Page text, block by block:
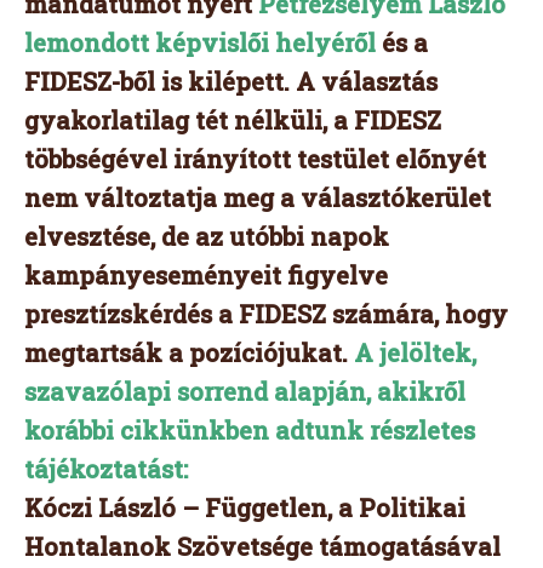
lemondott képvislői helyéről és a
FIDESZ-ből is kilépett. A választás
gyakorlatilag tét nélküli, a FIDESZ
többségével irányított testület előnyét
nem változtatja meg a választókerület
elvesztése, de az utóbbi napok
kampányeseményeit figyelve
presztízskérdés a FIDESZ számára, hogy
megtartsák a pozíciójukat. A jelöltek,
szavazólapi sorrend alapján, akikről
korábbi cikkünkben adtunk részletes
tájékoztatást:
Kóczi László – Független, a Politikai
Hontalanok Szövetsége támogatásával